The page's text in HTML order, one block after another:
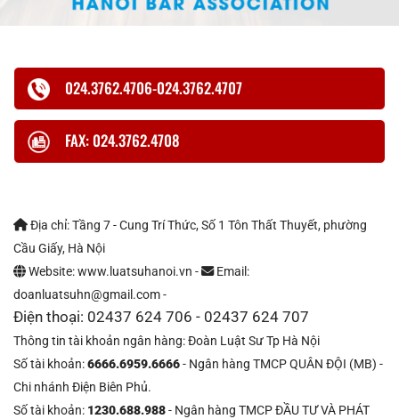
024.3762.4706-024.3762.4707
FAX: 024.3762.4708
Địa chỉ: Tầng 7 - Cung Trí Thức, Số 1 Tôn Thất Thuyết, phường
Cầu Giấy, Hà Nội
Website: www.luatsuhanoi.vn -
Email:
doanluatsuhn@gmail.com -
Điện thoại: 02437 624 706 - 02437 624 707
Thông tin tài khoản ngân hàng: Đoàn Luật Sư Tp Hà Nội
Số tài khoản:6666.6959.6666- Ngân hàng TMCP QUÂN ĐỘI (MB) -
Chi nhánh Điện Biên Phủ.
Số tài khoản: 1230.688.988- Ngân hàng TMCP ĐẦU TƯ VÀ PHÁT